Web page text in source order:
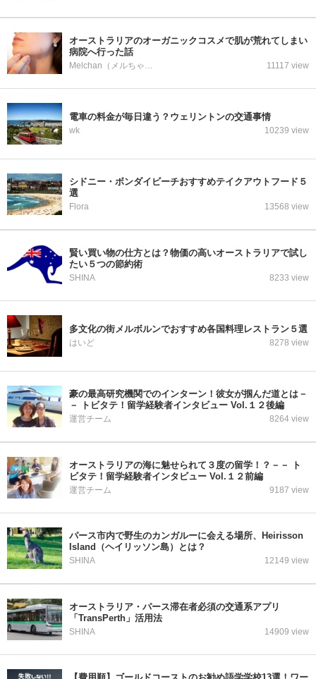
オーストラリアのオーガニックコスメで肌が荒れてしまい
病院へ行った話
Melchan（メルちゃん） 11117 view
電車の料金が毎日違う？ウェリントンの交通事情
wk 10239 view
シドニー・ボンダイビーチおすすめテイクアウトフード５
選
Flora 13568 view
賢い買い物の仕方とは？物価の高いオーストラリアで試し
たい５つの節約術
SHINA 8233 view
多文化の街メルボルンでおすすめ各国料理レストラン５選
はいど 8278 view
豪の最高研究機関でのインターン！彼女が掴んだ道とは－
－ トビタテ！留学経験者インタビュー Vol.１２後編
運営チーム 8264 view
オーストラリアの海に魅せられて３度の留学！？－－ ト
ビタテ！留学経験者インタビュー Vol.１２前編
運営チーム 9187 view
パース市内で野生のカンガルーに会える場所、Heirisson
Island（ヘイリッソン島）とは？
SHINA 12149 view
オーストラリア・パース滞在者必須の交通系アプリ
「TransPerth」活用法
SHINA 14909 view